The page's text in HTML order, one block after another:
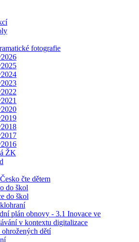
fotografie
ŽK
čte dětem
do škol
do škol
plán obnovy - 3.1 Inovace ve
v kontextu digitalizace
ohrožených dětí